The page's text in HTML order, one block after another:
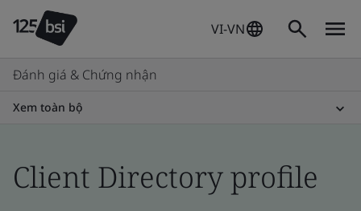
VI-VN
Đánh giá & Chứng nhận
Xem toàn bộ
Client Directory profile